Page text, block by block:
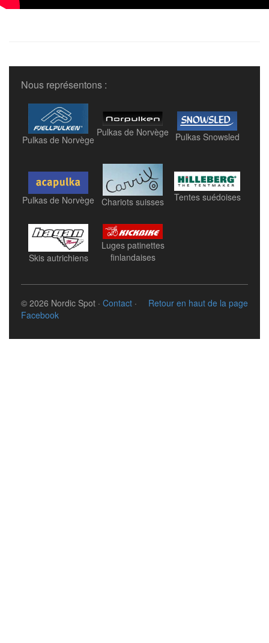
Nous représentons :
Pulkas de Norvège
Pulkas de Norvège Pulkas Snowsled
Pulkas de Norvège Chariots suisses Tentes suédoises
Skis autrichiens
Luges patinettes
finlandaises
Retour en haut de la page
© 2026 Nordic Spot · Contact ·
Facebook